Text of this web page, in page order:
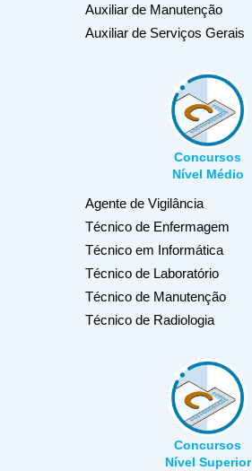
Auxiliar de Manutenção
Auxiliar de Serviços Gerais
Concursos
Nível Médio
Agente de Vigilância
Técnico de Enfermagem
Técnico em Informática
Técnico de Laboratório
Técnico de Manutenção
Técnico de Radiologia
Concursos
Nível Superior